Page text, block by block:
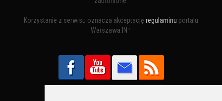
Korzystanie z serwisu oznacza akceptację regulaminu portalu
Warszawa.IN™